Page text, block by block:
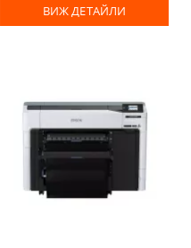
ВИЖ ДЕТАЙЛИ